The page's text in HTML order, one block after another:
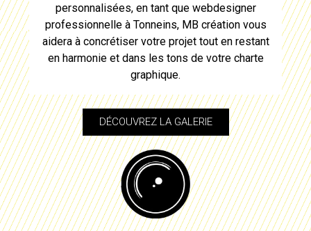
personnalisées, en tant que webdesigner
professionnelle à Tonneins, MB création vous
aidera à concrétiser votre projet tout en restant
en harmonie et dans les tons de votre charte
graphique.
DÉCOUVREZ LA GALERIE